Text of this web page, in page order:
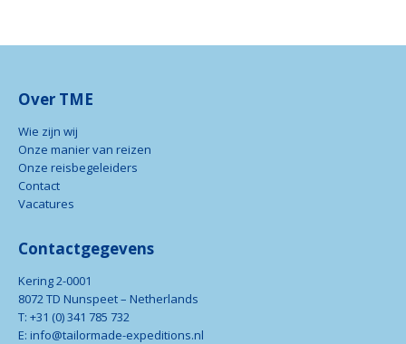
Over TME
Wie zijn wij
Onze manier van reizen
Onze reisbegeleiders
Contact
Vacatures
Contactgegevens
Kering 2-0001
8072 TD Nunspeet – Netherlands
T: +31 (0) 341 785 732
E: info@tailormade-expeditions.nl